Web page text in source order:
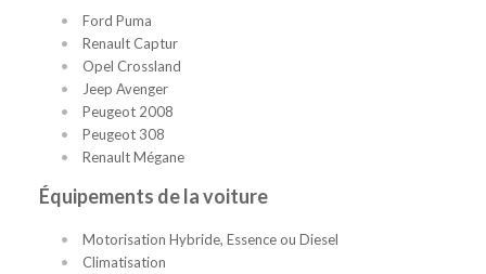
Ford Puma
Renault Captur
Opel Crossland
Jeep Avenger
Peugeot 2008
Peugeot 308
Renault Mégane
Équipements de la voiture
Motorisation Hybride, Essence ou Diesel
Climatisation